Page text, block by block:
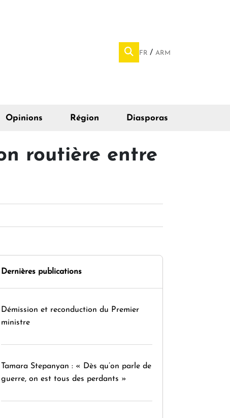
FR ARM
Opinions Région Diasporas
routière entre
Dernières publications
Démission et reconduction du Premier
ministre
Tamara Stepanyan : « Dès qu’on parle de
guerre, on est tous des perdants »